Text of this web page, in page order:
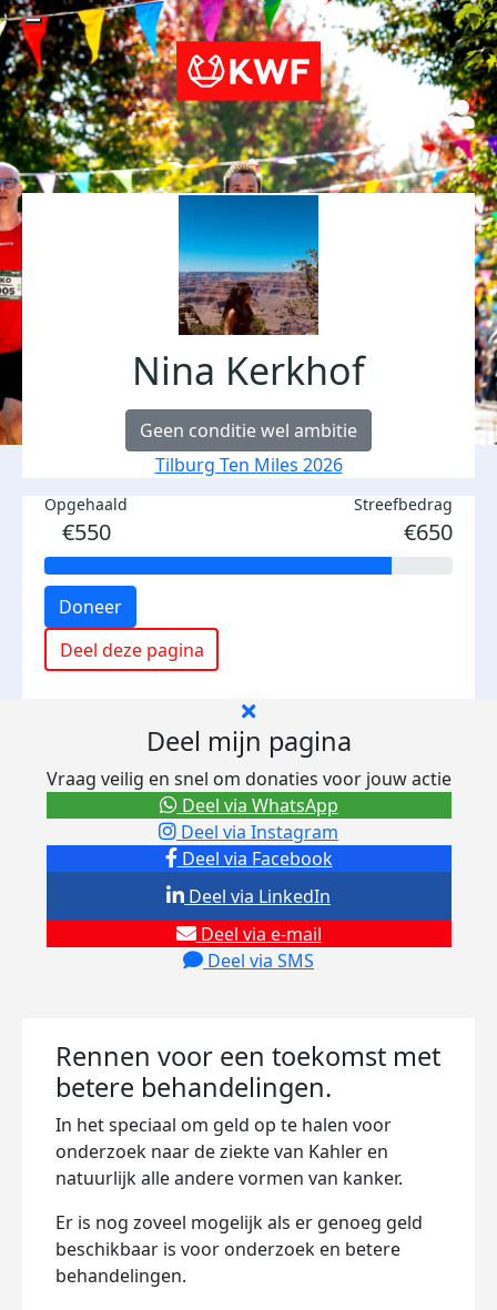
Nina Kerkhof
Geen conditie wel ambitie
Tilburg Ten Miles 2026
Opgehaald
€550
Streefbedrag
€650
Doneer
Deel deze pagina
Deel mijn pagina
Vraag veilig en snel om donaties voor jouw actie
Deel via Facebook
Deel via Instagram
Deel via e-mail
Deel via SMS
Deel via LinkedIn
Deel via WhatsApp
Rennen voor een toekomst met
betere behandelingen.
In het speciaal om geld op te halen voor
onderzoek naar de ziekte van Kahler en
natuurlijk alle andere vormen van kanker.
Er is nog zoveel mogelijk als er genoeg geld
beschikbaar is voor onderzoek en betere
behandelingen.